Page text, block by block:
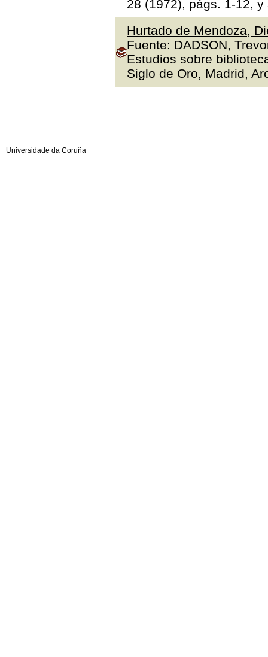
28 (1972), págs. 1-12,
Hurtado de Mendoza,
Fuente: DADSON,
Estudios sobre
Siglo de Oro, Madrid,
Universidade da Coruña